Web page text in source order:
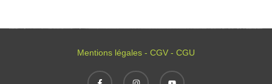
Mentions légales - CGV - CGU